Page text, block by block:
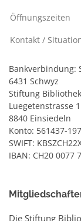
Öffnungszeiten
Kontakt /
Bankverbindung:
6431 Schwyz
Stiftung
Luegetenstrasse
8840 Einsiedeln
Konto: 561437-
SWIFT:
IBAN: CH20 0077
Die Stiftung